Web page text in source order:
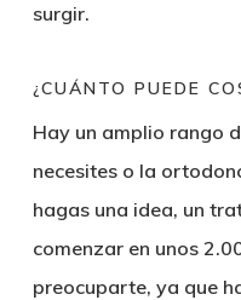
surgir.
¿CUÁNTO PUEDE
Hay un amplio rango
necesites o la
hagas una idea, un
comenzar en unos
preocuparte, ya que